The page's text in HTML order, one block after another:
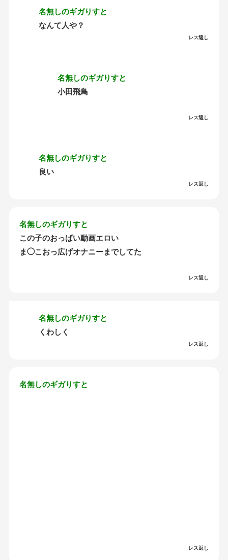
名無しのギガりすと
なんて人や？
レス返し
名無しのギガりすと
小田飛鳥
レス返し
名無しのギガりすと
良い
レス返し
名無しのギガりすと
この子のおっぱい動画エロい
ま◯こおっ広げオナニーまでしてた
レス返し
名無しのギガりすと
くわしく
レス返し
名無しのギガりすと
レス返し